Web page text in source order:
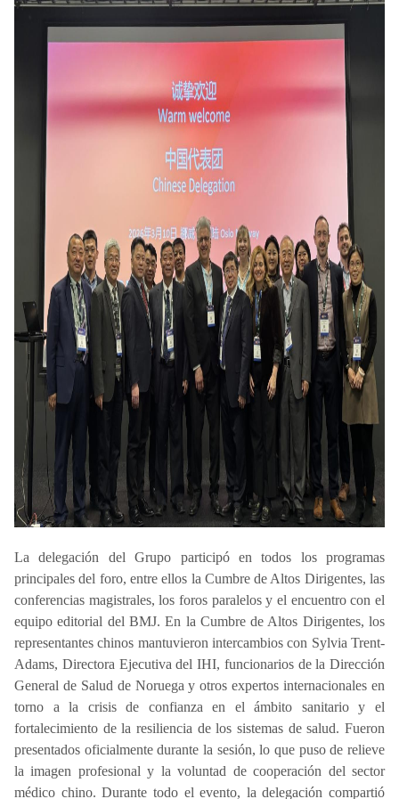
La delegación del Grupo participó en todos los programas
principales del foro, entre ellos la Cumbre de Altos Dirigentes, las
conferencias magistrales, los foros paralelos y el encuentro con el
equipo editorial del BMJ. En la Cumbre de Altos Dirigentes, los
representantes chinos mantuvieron intercambios con Sylvia Trent-
Adams, Directora Ejecutiva del IHI, funcionarios de la Dirección
General de Salud de Noruega y otros expertos internacionales en
torno a la crisis de confianza en el ámbito sanitario y el
fortalecimiento de la resiliencia de los sistemas de salud. Fueron
presentados oficialmente durante la sesión, lo que puso de relieve
la imagen profesional y la voluntad de cooperación del sector
médico chino. Durante todo el evento, la delegación compartió